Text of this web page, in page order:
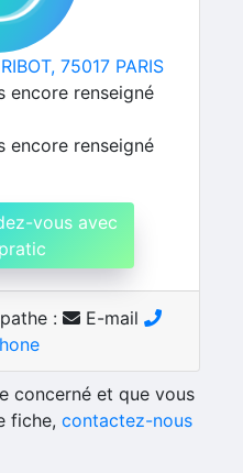
75017 PARIS
encore renseigné
encore renseigné
vous avec
:
E-mail
concerné et que vous
fiche, contactez-nous